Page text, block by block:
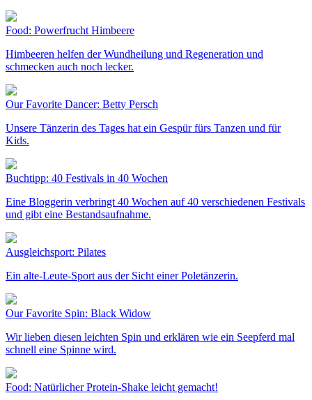
Food: Powerfrucht Himbeere
Himbeeren helfen der Wundheilung und Regeneration und
schmecken auch noch lecker.
Our Favorite Dancer: Betty Persch
Unsere Tänzerin des Tages hat ein Gespür fürs Tanzen und für
Kids.
Buchtipp: 40 Festivals in 40 Wochen
Eine Bloggerin verbringt 40 Wochen auf 40 verschiedenen Festivals
und gibt eine Bestandsaufnahme.
Ausgleichsport: Pilates
Ein alte-Leute-Sport aus der Sicht einer Poletänzerin.
Our Favorite Spin: Black Widow
Wir lieben diesen leichten Spin und erklären wie ein Seepferd mal
schnell eine Spinne wird.
Food: Natürlicher Protein-Shake leicht gemacht!